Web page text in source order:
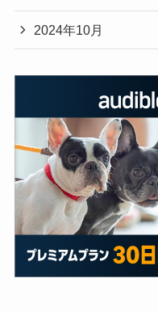
2024年10月